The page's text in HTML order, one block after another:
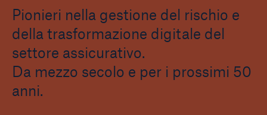
Pionieri nella gestione del rischio e
della trasformazione digitale del
settore assicurativo.
Da mezzo secolo e per i prossimi 50
anni.